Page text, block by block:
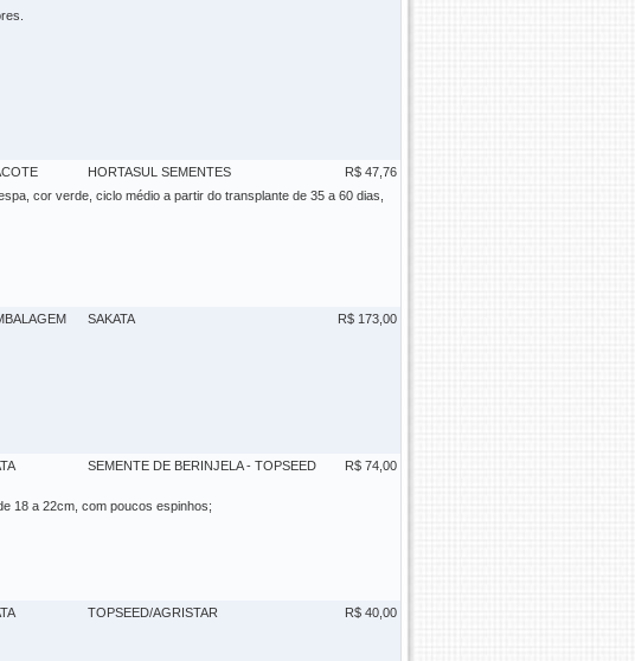
HORTASUL SEMENTES
R$ 47,76
cor verde, ciclo médio a partir do transplante de 35 a 60 dias,
SAKATA
R$ 173,00
SEMENTE DE BERINJELA - TOPSEED
R$ 74,00
18 a 22cm, com poucos espinhos;
TOPSEED/AGRISTAR
R$ 40,00